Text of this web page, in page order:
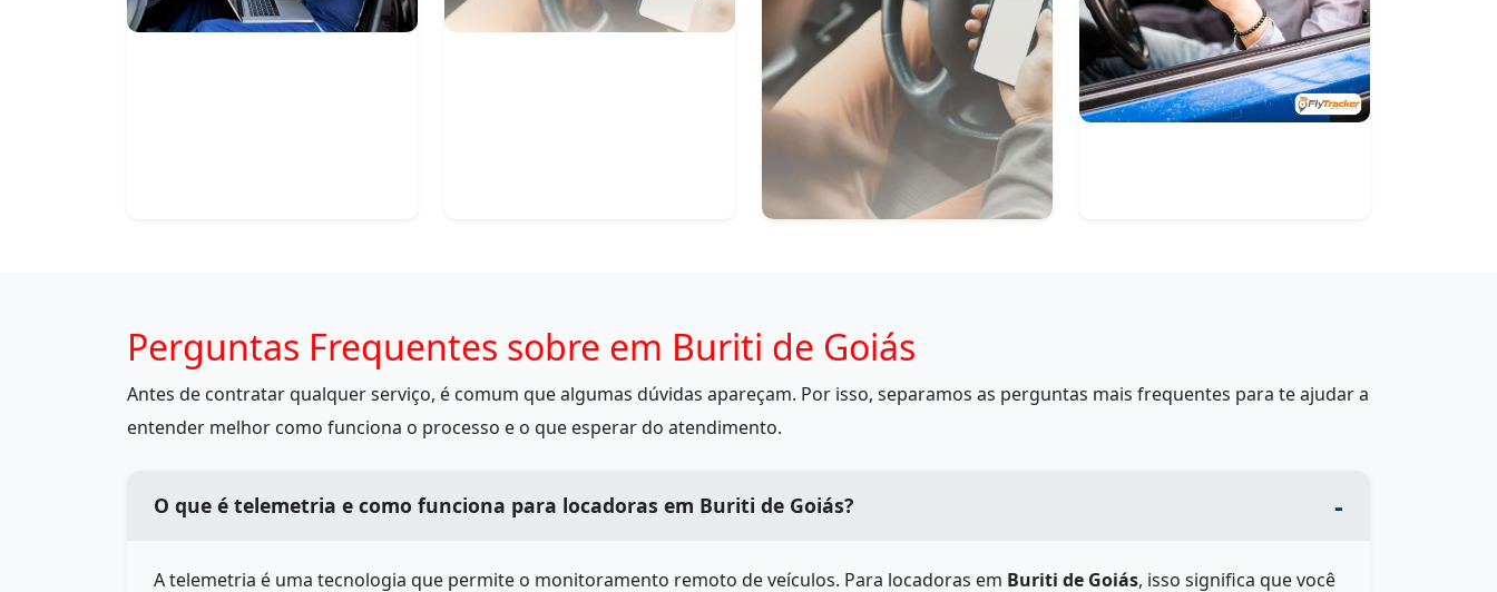
Perguntas Frequentes sobre em Buriti de Goiás
Antes de contratar qualquer serviço, é comum que algumas dúvidas apareçam. Por isso, separamos as perguntas mais frequentes para te ajudar a
entender melhor como funciona o processo e o que esperar do atendimento.
O que é telemetria e como funciona para locadoras em Buriti de Goiás?
A telemetria é uma tecnologia que permite o monitoramento remoto de veículos. Para locadoras em Buriti de Goiás, isso significa que você